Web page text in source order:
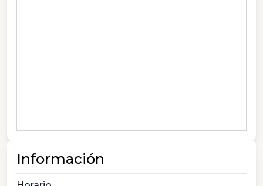
Información